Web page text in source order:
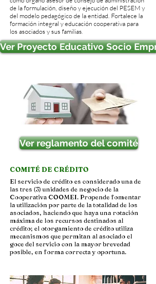
de la formulación, diseño y ejecución del PESEM y
del modelo pedagógico de la entidad. Fortalece la
formación integral y educación cooperativa para
los asociados y sus familias
Ver Proyecto Educativo Socio
Ver reglamento del comité
COMITÉ DE CRÉDITO
El servicio de crédito es considerado una de
las tres (3) unidades de negocio de la
Cooperativa COOMEI. Propende fomentar
la utilización por parte de la totalidad de los
asociados, haciendo que haya una rotación
máxima de los recursos destinados al
crédito; el otorgamiento de crédito utiliza
mecanismos que permitan al asociado el
goce del servicio con la mayor brevedad
posible, en forma correcta y oportuna.